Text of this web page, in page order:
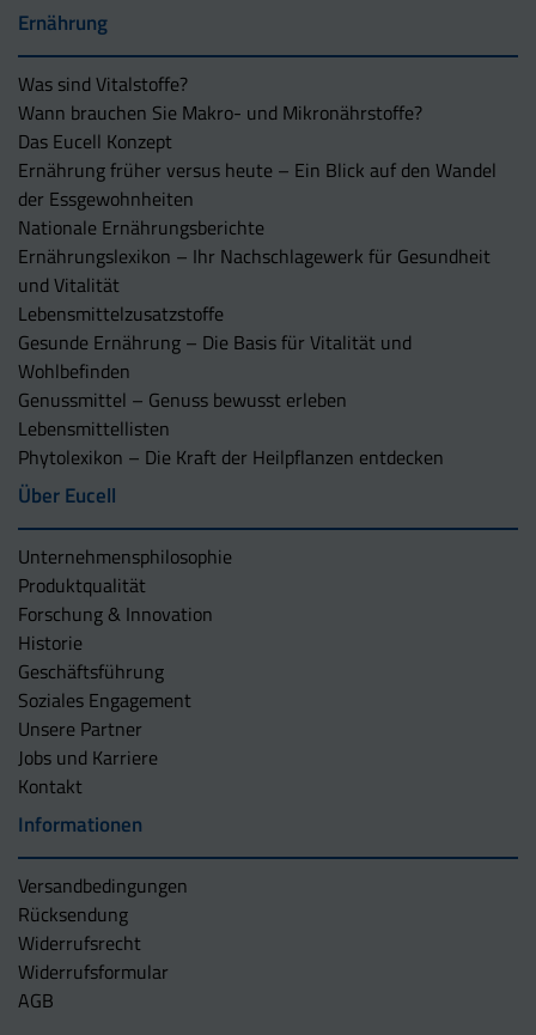
Ernährung
Was sind Vitalstoffe?
Wann brauchen Sie Makro- und Mikronährstoffe?
Das Eucell Konzept
Ernährung früher versus heute – Ein Blick auf den Wandel
der Essgewohnheiten
Nationale Ernährungsberichte
Ernährungslexikon – Ihr Nachschlagewerk für Gesundheit
und Vitalität
Lebensmittelzusatzstoffe
Gesunde Ernährung – Die Basis für Vitalität und
Wohlbefinden
Genussmittel – Genuss bewusst erleben
Lebensmittellisten
Phytolexikon – Die Kraft der Heilpflanzen entdecken
Über Eucell
Unternehmens­philosophie
Produktqualität
Forschung & Innovation
Historie
Geschäftsführung
Soziales Engagement
Unsere Partner
Jobs und Karriere
Kontakt
Informationen
Versandbedingungen
Rücksendung
Widerrufsrecht
Widerrufsformular
AGB